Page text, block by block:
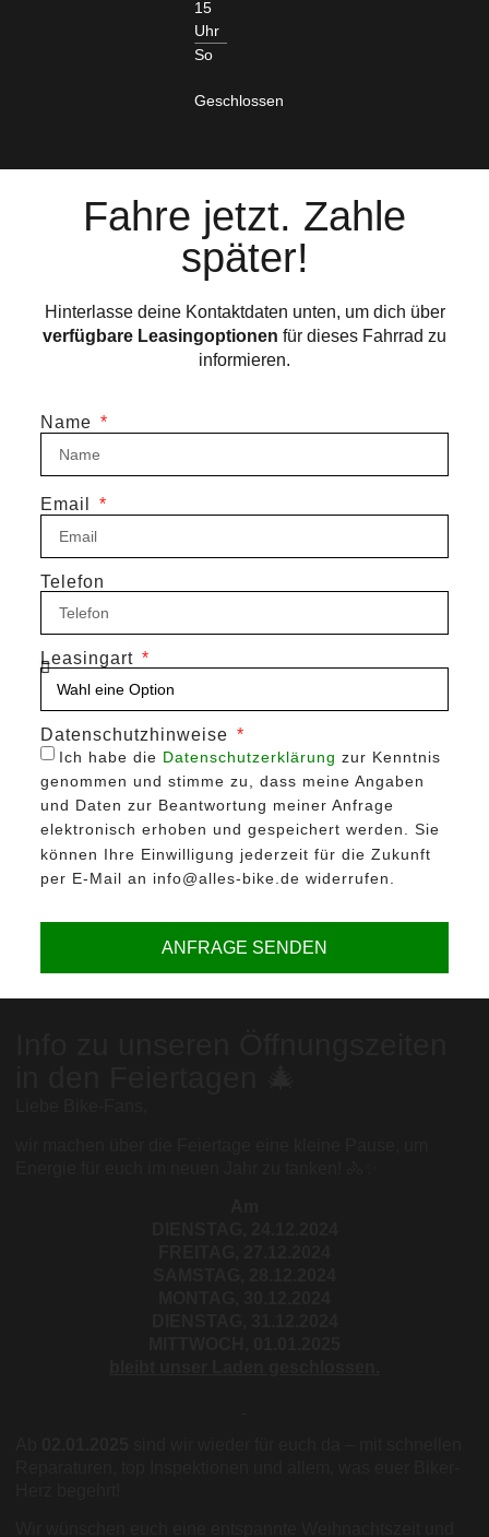
15
Uhr
So
Geschlossen
Fahre jetzt. Zahle
später!
Hinterlasse deine Kontaktdaten unten, um dich über
verfügbare Leasingoptionen für dieses Fahrrad zu
informieren.
Name
Email
Telefon
Leasingart
Datenschutzhinweise
Ich habe die Datenschutzerklärung zur Kenntnis
genommen und stimme zu, dass meine Angaben
und Daten zur Beantwortung meiner Anfrage
elektronisch erhoben und gespeichert werden. Sie
können Ihre Einwilligung jederzeit für die Zukunft
per E-Mail an info@alles-bike.de widerrufen.
ANFRAGE SENDEN